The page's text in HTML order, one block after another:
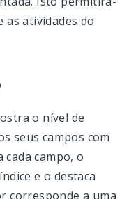
as atividades do
o nível de
seus campos com
cada campo, o
e o destaca
corresponde a uma